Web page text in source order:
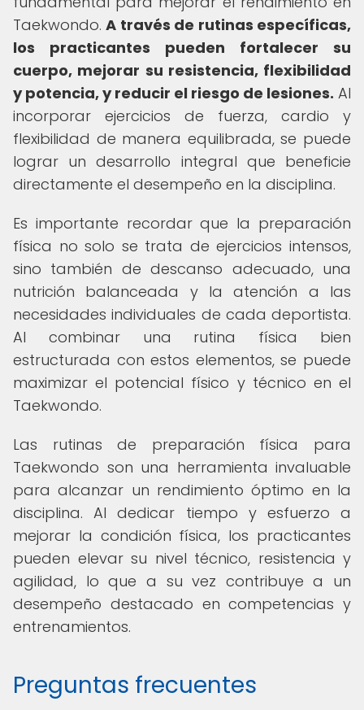
Taekwondo.A través de rutinas específicas,
los practicantes pueden fortalecer su
cuerpo, mejorar su resistencia, flexibilidad
y potencia, y reducir el riesgo de lesiones. Al
incorporar ejercicios de fuerza, cardio y
flexibilidad de manera equilibrada, se puede
lograr un desarrollo integral que beneficie
directamente el desempeño en la disciplina.
Es importante recordar que la preparación
física no solo se trata de ejercicios intensos,
sino también de descanso adecuado, una
nutrición balanceada y la atención a las
necesidades individuales de cada deportista.
Al combinar una rutina física bien
estructurada con estos elementos, se puede
maximizar el potencial físico y técnico en el
Taekwondo.
Las rutinas de preparación física para
Taekwondo son una herramienta invaluable
para alcanzar un rendimiento óptimo en la
disciplina. Al dedicar tiempo y esfuerzo a
mejorar la condición física, los practicantes
pueden elevar su nivel técnico, resistencia y
agilidad, lo que a su vez contribuye a un
desempeño destacado en competencias y
entrenamientos.
Preguntas frecuentes